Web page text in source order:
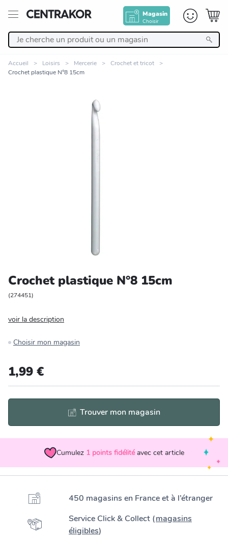
Magasin
Choisir
Animalerie
Bricolage et auto
Jardin et plein air
Accueil Loisirs Mercerie
Crochet et tricot
Crochet plastique N°8 15cm
Crochet plastique N°8 15cm
(274451)
voir la description
Choisir mon magasin
1,99 €
Trouver mon magasin
Cumulez 1 points fidélité avec cet article
450 magasins en France et à l’étranger
Service Click & Collect (magasins
éligibles)